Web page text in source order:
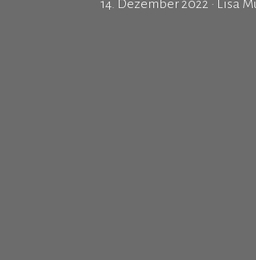
14. Dezember 2022 • Lisa